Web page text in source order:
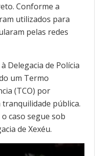
Conforme a
utilizados para
pelas redes
Delegacia de Polícia
um Termo
(TCO) por
pública.
caso segue sob
de Xexéu.